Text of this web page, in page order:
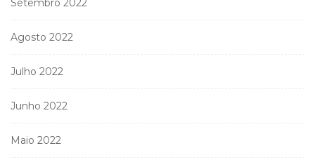
Setembro 2022
Agosto 2022
Julho 2022
Junho 2022
Maio 2022